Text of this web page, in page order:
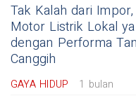
Tak Kalah dari
Motor Listrik Lokal
dengan Performa
Canggih
GAYA HIDUP 1 bulan